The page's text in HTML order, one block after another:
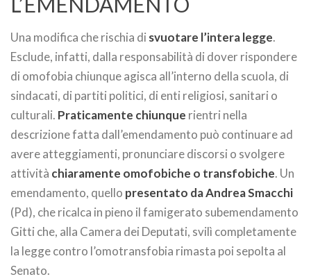
Una modifica che rischia di svuotare l’intera legge.
Esclude, infatti, dalla responsabilità di dover rispondere
di omofobia chiunque agisca all’interno della scuola, di
sindacati, di partiti politici, di enti religiosi, sanitari o
culturali. Praticamente chiunque rientri nella
descrizione fatta dall’emendamento può continuare ad
avere atteggiamenti, pronunciare discorsi o svolgere
attività chiaramente omofobiche o transfobiche. Un
emendamento, quello presentato da Andrea Smacchi
(Pd), che ricalca in pieno il famigerato subemendamento
Gitti che, alla Camera dei Deputati, svilì completamente
la legge contro l’omotransfobia rimasta poi sepolta al
Senato.